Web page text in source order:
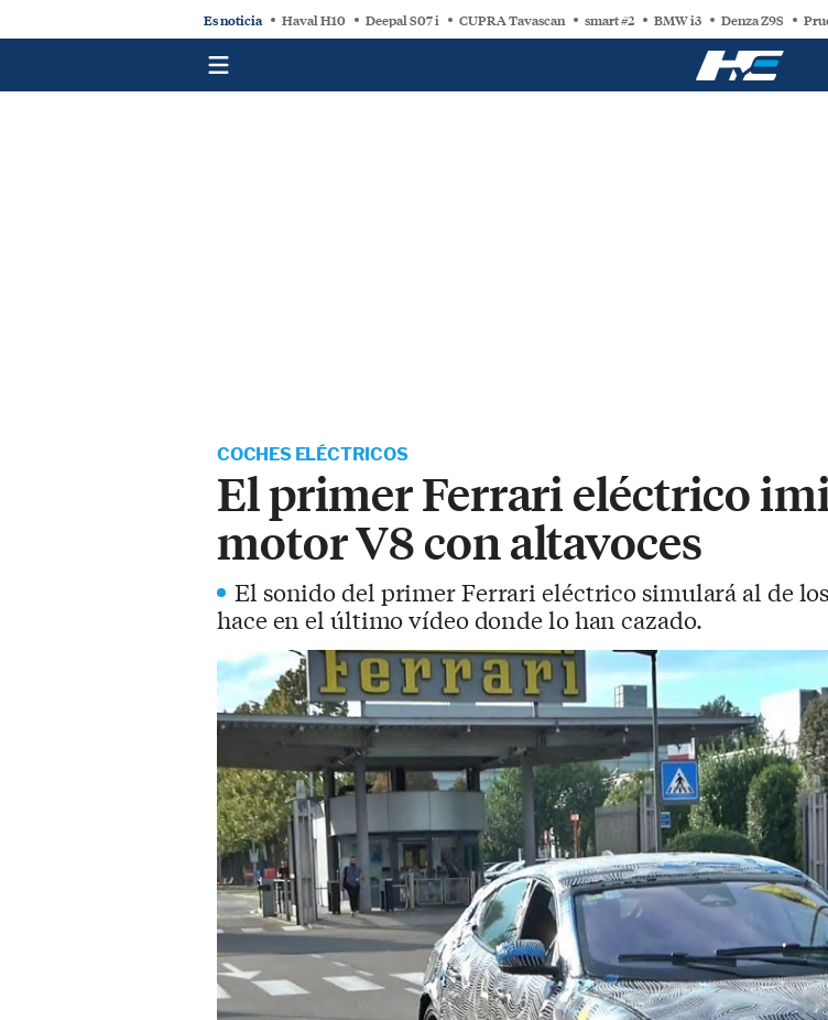
Es noticia Haval H10 Deepal S07 i CUPRA Tavascan smart #2 BMW i3 Denza Z9S
COCHES ELÉCTRICOS
El primer Ferrari eléctrico
motor V8 con altavoces
El sonido del primer Ferrari eléctrico simulará al de
hace en el último vídeo donde lo han cazado.